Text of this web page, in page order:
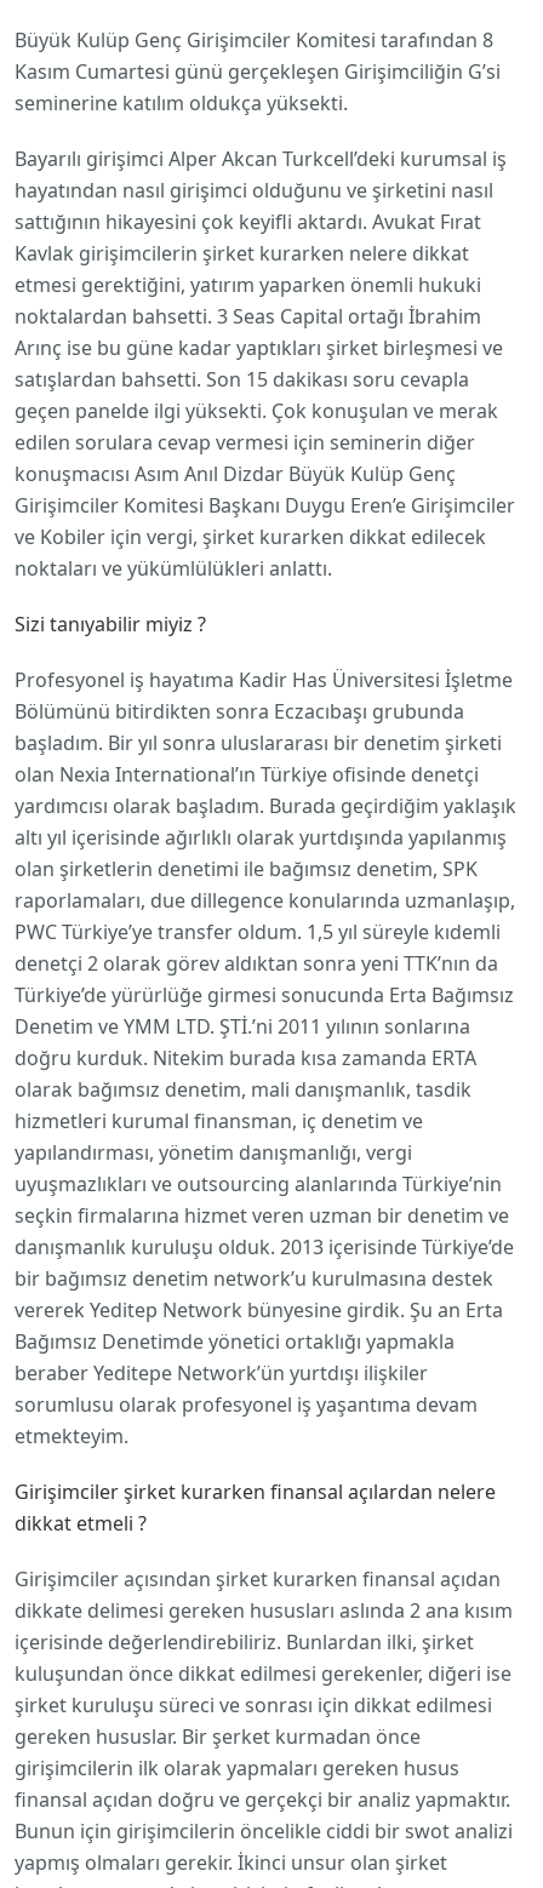
Büyük Kulüp Genç Girişimciler Komitesi tarafından 8
Kasım Cumartesi günü gerçekleşen Girişimciliğin G’si
seminerine katılım oldukça yüksekti.
Bayarılı girişimci Alper Akcan Turkcell’deki kurumsal iş
hayatından nasıl girişimci olduğunu ve şirketini nasıl
sattığının hikayesini çok keyifli aktardı. Avukat Fırat
Kavlak girişimcilerin şirket kurarken nelere dikkat
etmesi gerektiğini, yatırım yaparken önemli hukuki
noktalardan bahsetti. 3 Seas Capital ortağı İbrahim
Arınç ise bu güne kadar yaptıkları şirket birleşmesi ve
satışlardan bahsetti. Son 15 dakikası soru cevapla
geçen panelde ilgi yüksekti. Çok konuşulan ve merak
edilen sorulara cevap vermesi için seminerin diğer
konuşmacısı Asım Anıl Dizdar Büyük Kulüp Genç
Girişimciler Komitesi Başkanı Duygu Eren’e Girişimciler
ve Kobiler için vergi, şirket kurarken dikkat edilecek
noktaları ve yükümlülükleri anlattı.
Sizi tanıyabilir miyiz ?
Profesyonel iş hayatıma Kadir Has Üniversitesi İşletme
Bölümünü bitirdikten sonra Eczacıbaşı grubunda
başladım. Bir yıl sonra uluslararası bir denetim şirketi
olan Nexia International’ın Türkiye ofisinde denetçi
yardımcısı olarak başladım. Burada geçirdiğim yaklaşık
altı yıl içerisinde ağırlıklı olarak yurtdışında yapılanmış
olan şirketlerin denetimi ile bağımsız denetim, SPK
raporlamaları, due dillegence konularında uzmanlaşıp,
PWC Türkiye’ye transfer oldum. 1,5 yıl süreyle kıdemli
denetçi 2 olarak görev aldıktan sonra yeni TTK’nın da
Türkiye’de yürürlüğe girmesi sonucunda Erta Bağımsız
Denetim ve YMM LTD. ŞTİ.’ni 2011 yılının sonlarına
doğru kurduk. Nitekim burada kısa zamanda ERTA
olarak bağımsız denetim, mali danışmanlık, tasdik
hizmetleri kurumal finansman, iç denetim ve
yapılandırması, yönetim danışmanlığı, vergi
uyuşmazlıkları ve outsourcing alanlarında Türkiye’nin
seçkin firmalarına hizmet veren uzman bir denetim ve
danışmanlık kuruluşu olduk. 2013 içerisinde Türkiye’de
bir bağımsız denetim network’u kurulmasına destek
vererek Yeditep Network bünyesine girdik. Şu an Erta
Bağımsız Denetimde yönetici ortaklığı yapmakla
beraber Yeditepe Network’ün yurtdışı ilişkiler
sorumlusu olarak profesyonel iş yaşantıma devam
etmekteyim.
Girişimciler şirket kurarken finansal açılardan nelere
dikkat etmeli ?
Girişimciler açısından şirket kurarken finansal açıdan
dikkate delimesi gereken hususları aslında 2 ana kısım
içerisinde değerlendirebiliriz. Bunlardan ilki, şirket
kuluşundan önce dikkat edilmesi gerekenler, diğeri ise
şirket kuruluşu süreci ve sonrası için dikkat edilmesi
gereken hususlar. Bir şerket kurmadan önce
girişimcilerin ilk olarak yapmaları gereken husus
finansal açıdan doğru ve gerçekçi bir analiz yapmaktır.
Bunun için girişimcilerin öncelikle ciddi bir swot analizi
yapmış olmaları gerekir. İkinci unsur olan şirket